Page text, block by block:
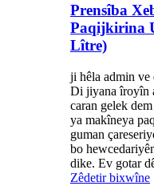
Prensîba
Paqijkirina
Lître)
ji hêla admin ve
Di jiyana îroyîn
caran gelek
ya makîneya
guman
bo
dike. Ev gotar
Zêdetir bixwîne